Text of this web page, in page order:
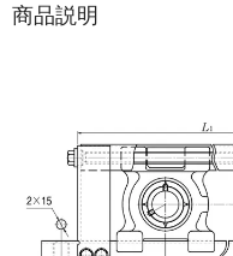
商品説明